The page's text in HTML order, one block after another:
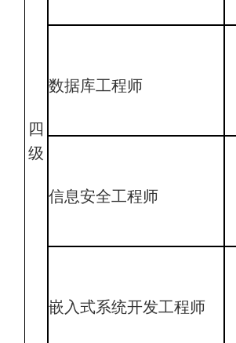
四
级
数据库工程师
信息安全工程师
嵌入式系统开发工程师